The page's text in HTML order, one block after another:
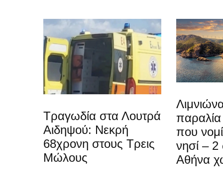
Τραγωδία στα Λουτρά
Αιδηψού: Νεκρή
68χρονη στους Τρεις
Μώλους
που
νησί –
Αθήνα